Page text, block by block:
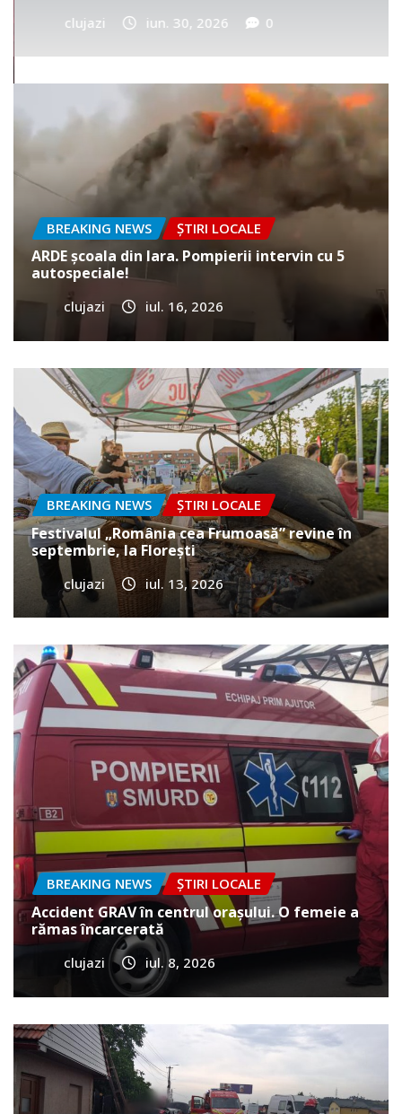
clujazi iun. 25, 2026 0
BREAKING NEWS ȘTIRI LOCALE
ARDE școala din Iara. Pompierii intervin cu 5
autospeciale!
clujazi iul. 16, 2026
BREAKING NEWS ȘTIRI LOCALE
Festivalul „România cea Frumoasă” revine în
septembrie, la Florești
clujazi iul. 13, 2026
BREAKING NEWS ȘTIRI LOCALE
Accident GRAV în centrul orașului. O femeie a
rămas încarcerată
clujazi iul. 8, 2026